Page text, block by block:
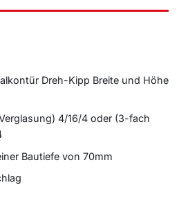
Dreh-Kipp Breite und Höhe
4/16/4 oder (3-fach
Bautiefe von 70mm